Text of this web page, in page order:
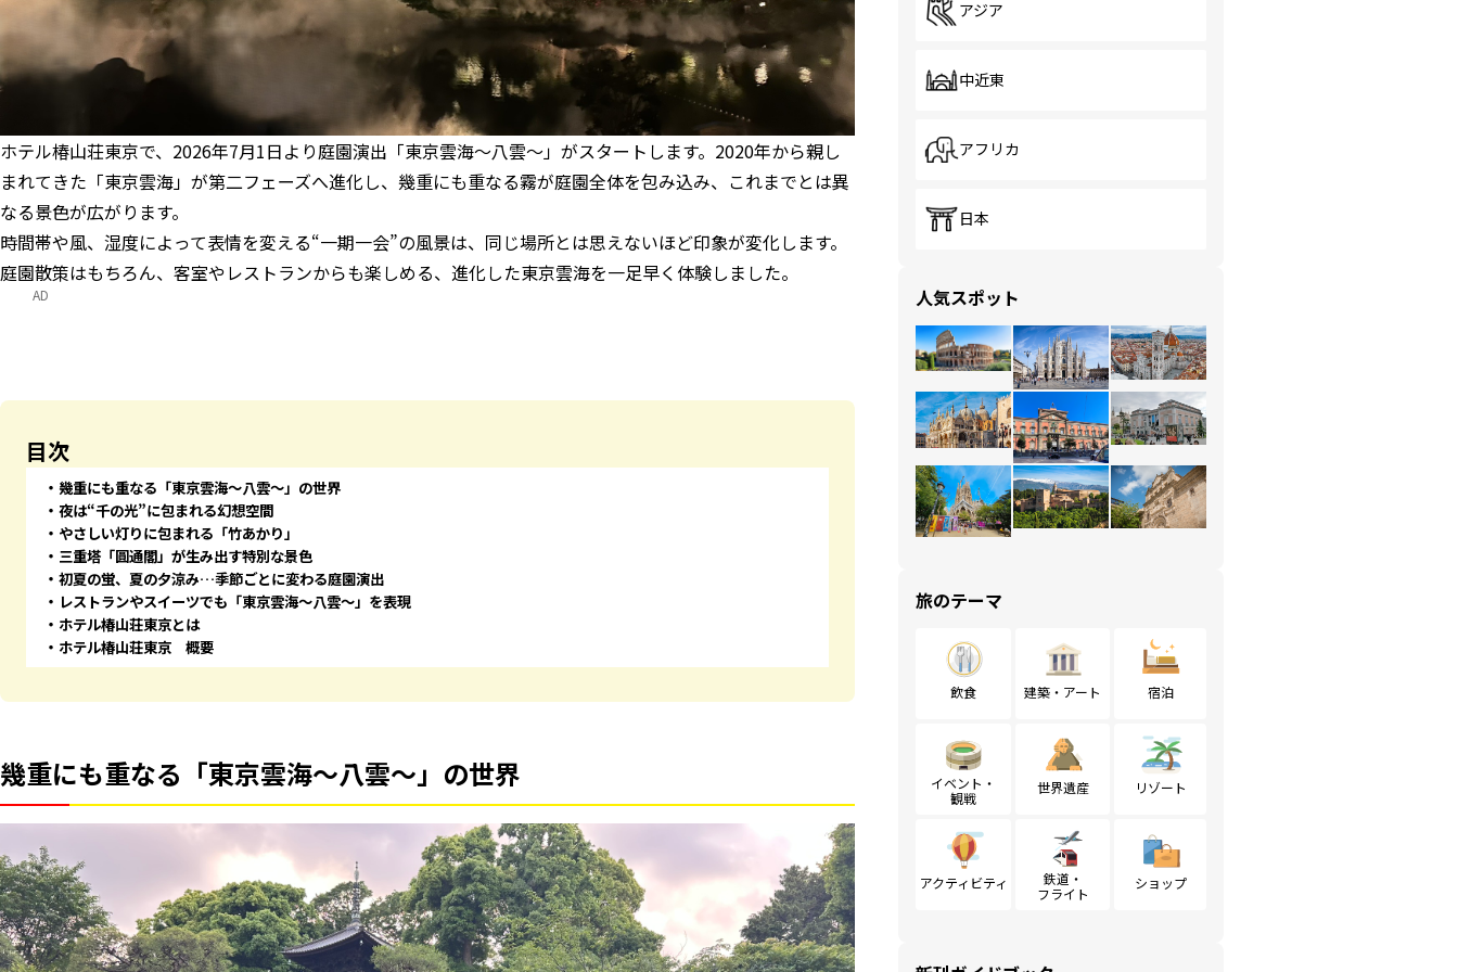
ホテル椿山荘東京で、2026年7月1日より庭園演出「東京雲海～八雲～」がスタートします。2020年から親し
まれてきた「東京雲海」が第二フェーズへ進化し、幾重にも重なる霧が庭園全体を包み込み、これまでとは異
なる景色が広がります。
時間帯や風、湿度によって表情を変える“一期一会”の風景は、同じ場所とは思えないほど印象が変化します。
庭園散策はもちろん、客室やレストランからも楽しめる、進化した東京雲海を一足早く体験しました。
AD
目次
幾重にも重なる「東京雲海～八雲～」の世界
夜は“千の光”に包まれる幻想空間
やさしい灯りに包まれる「竹あかり」
三重塔「圓通閣」が生み出す特別な景色
初夏の蛍、夏の夕涼み…季節ごとに変わる庭園演出
レストランやスイーツでも「東京雲海～八雲～」を表現
ホテル椿山荘東京とは
ホテル椿山荘東京 概要
幾重にも重なる「東京雲海～八雲～」の世界
アジア
中近東
アフリカ
日本
人気スポット
旅のテーマ
飲食 建築・アート 宿泊
イベント・
観戦
世界遺産 リゾート
アクティビティ
鉄道・
フライト
ショップ